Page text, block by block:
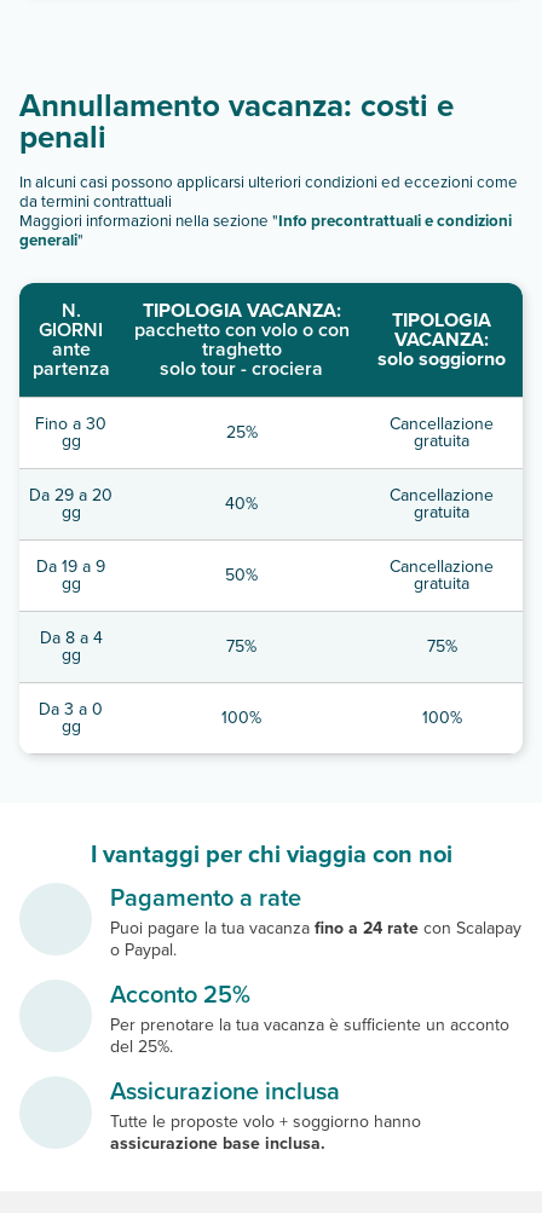
Annullamento vacanza: costi e
penali
In alcuni casi possono applicarsi ulteriori condizioni ed eccezioni come
da termini contrattuali
Maggiori informazioni nella sezione "Info precontrattuali e condizioni
generali"
N.
GIORNI
ante
partenza
TIPOLOGIA VACANZA:
pacchetto con volo o con
traghetto
solo tour - crociera
TIPOLOGIA
VACANZA:
solo soggiorno
Fino a 30
gg 25% Cancellazione
gratuita
Da 29 a 20
gg 40% Cancellazione
gratuita
Da 19 a 9
gg 50% Cancellazione
gratuita
Da 8 a 4
gg 75% 75%
Da 3 a 0
gg 100% 100%
I vantaggi per chi viaggia con noi
Pagamento a rate
Puoi pagare la tua vacanzafino a 24 ratecon Scalapay
o Paypal.
Acconto 25%
Per prenotare la tua vacanza è sufficiente un acconto
del 25%.
Assicurazione inclusa
Tutte le proposte volo + soggiorno hanno
assicurazione base inclusa.